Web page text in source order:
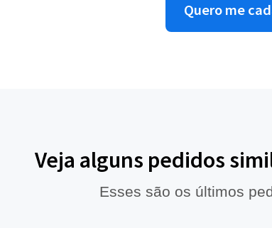
Quero me
Veja alguns pedidos
Esses são os últimos